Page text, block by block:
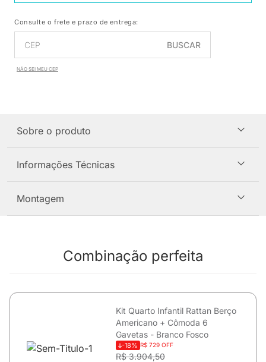
Consulte o frete e prazo de entrega:
BUSCAR
NÃO SEI MEU CEP
Sobre o produto
Informações Técnicas
Montagem
Combinação perfeita
Kit Quarto Infantil Rattan Berço
Americano + Cômoda 6
Gavetas - Branco Fosco
-18% R$ 729 OFF
R$ 3.904,50